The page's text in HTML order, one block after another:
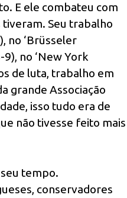
E ele combateu com
tiveram. Seu trabalho
no ‘Brüsseler
no ‘New York
de luta, trabalho em
grande Associação
isso tudo era de
não tivesse feito mais
tempo.
conservadores